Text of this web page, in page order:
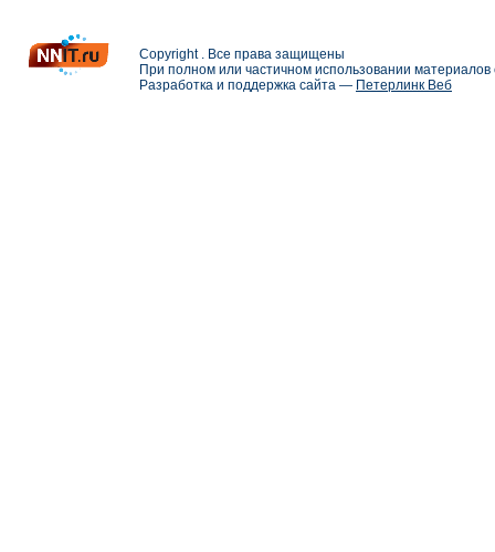
Copyright . Все права защищены
При полном или частичном использовании
Разработка и поддержка сайта — Петерлинк Веб